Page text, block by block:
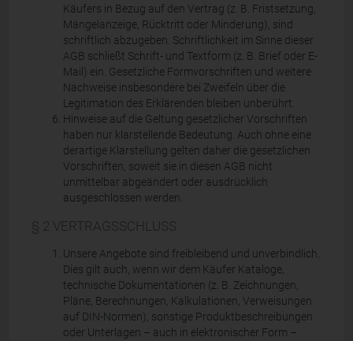
Käufers in Bezug auf den Vertrag (z. B. Fristsetzung,
Mängelanzeige, Rücktritt oder Minderung), sind
schriftlich abzugeben. Schriftlichkeit im Sinne dieser
AGB schließt Schrift- und Textform (z. B. Brief oder E-
Mail) ein. Gesetzliche Formvorschriften und weitere
Nachweise insbesondere bei Zweifeln über die
Legitimation des Erklärenden bleiben unberührt.
Hinweise auf die Geltung gesetzlicher Vorschriften
haben nur klarstellende Bedeutung. Auch ohne eine
derartige Klarstellung gelten daher die gesetzlichen
Vorschriften, soweit sie in diesen AGB nicht
unmittelbar abgeändert oder ausdrücklich
ausgeschlossen werden.
§ 2 VERTRAGSSCHLUSS
Unsere Angebote sind freibleibend und unverbindlich.
Dies gilt auch, wenn wir dem Käufer Kataloge,
technische Dokumentationen (z. B. Zeichnungen,
Pläne, Berechnungen, Kalkulationen, Verweisungen
auf DIN-Normen), sonstige Produktbeschreibungen
oder Unterlagen – auch in elektronischer Form –